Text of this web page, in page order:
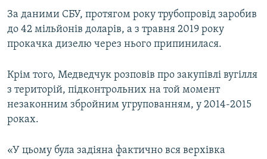
За даними СБУ, протягом року трубопровід заробив
до 42 мільйонів доларів, а з травня 2019 року
прокачка дизелю через нього припинилася.
Крім того, Медведчук розповів про закупівлі вугілля
з територій, підконтрольних на той момент
незаконним збройним угрупованням, у 2014-2015
роках.
«У цьому була задіяна фактично вся верхівка